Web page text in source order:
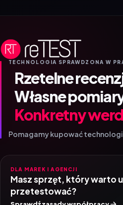
TECHNOLOGIA SPRAWDZONA W
Rzetelne
Własne
Konkretny
Pomagamy kupować
DLA MAREK I AGENCJI
Masz sprzęt, który warto
przetestować?